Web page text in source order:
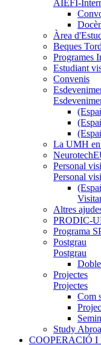
AIEFI-
Àrea
Beques
Programes
Estudiant
Convenis
La UMH
Personal
Personal
Altres
PRODIC-
Programa
Postgrau
Postgrau
Projectes
Projectes
Com
Study
COOPERACIÓ